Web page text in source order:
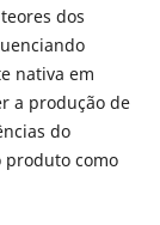
dos
nativa em
a produção de
do
produto como